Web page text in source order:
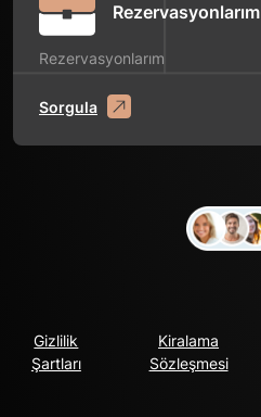
Rezervasyonlarım
Rezervasyonlarım
Sorgula
Gizlilik
Şartları
Kiralama
Sözleşmesi